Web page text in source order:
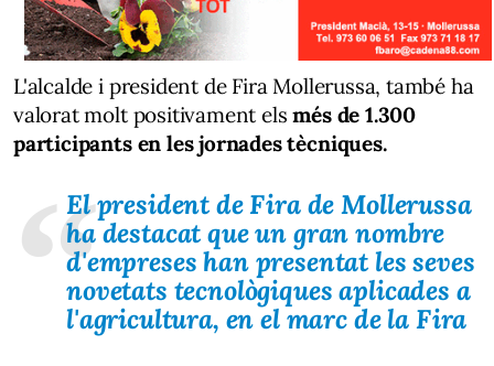
L'alcalde i president de Fira Mollerussa, també ha
valorat molt positivament elsmés de 1.300
participants en les jornades tècniques.
El president de Fira de Mollerussa
ha destacat que un gran nombre
d'empreses han presentat les seves
novetats tecnològiques aplicades a
l'agricultura, en el marc de la Fira